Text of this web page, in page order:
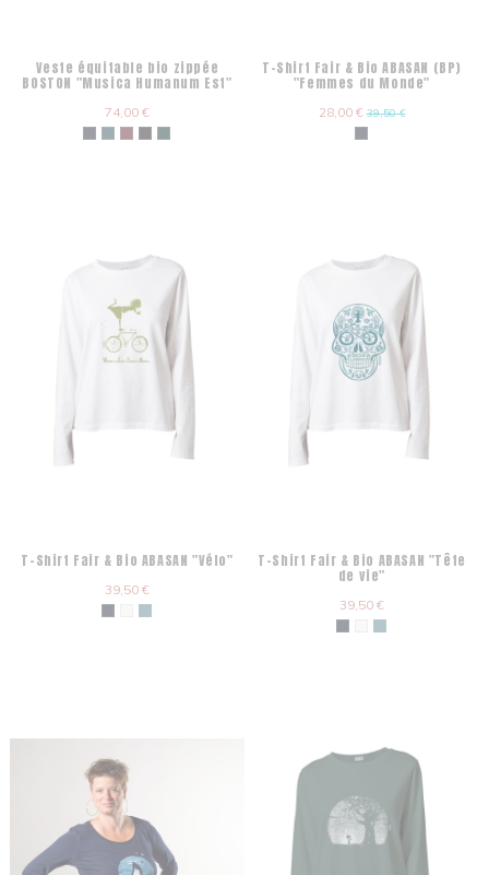
Veste équitable bio zippée
BOSTON "Musica Humanum Est"
74,00 €
T-Shirt Fair & Bio ABASAN (BP)
"Femmes du Monde"
28,00 €39,50 €
T-Shirt Fair & Bio ABASAN "Vélo"
39,50 €
T-Shirt Fair & Bio ABASAN "Tête
de vie"
39,50 €